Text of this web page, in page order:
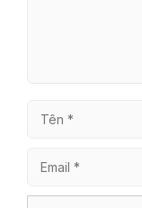
Tên
Email